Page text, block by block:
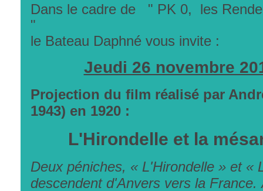
Dans le cadre de " PK 0, les
"
le Bateau Daphné vous invite :
Jeudi 26 novembre
Projection du film réalisé par
1943) en 1920 :
L'Hirondelle et la
Deux péniches, « L'Hirondelle » et «
descendent d'Anvers vers la France.